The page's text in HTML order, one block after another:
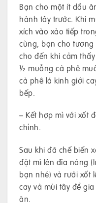
Bạn cho một ít dầu
hành tây trước. Khi
xích vào xào tiếp
cùng, bạn cho
cho đến khi cảm
½ muỗng cà phê
cà phê lá kinh giới
bếp.
– Kết hợp mì với xốt
chỉnh.
Sau khi đã chế biến
đặt mì lên đĩa nóng
bạn nhé) và rưới xốt
cay và mùi tây để
ăn.